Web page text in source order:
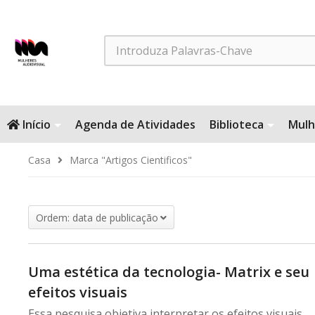
Search
Início Agenda de Atividades Biblioteca
Casa Marca "Artigos Cientificos"
Ordem: data de publicação
Uma estética da tecnologia- Matrix e seu
efeitos visuais